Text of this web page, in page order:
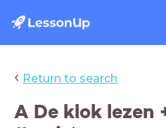
‹ Return to search
A De klok lezen